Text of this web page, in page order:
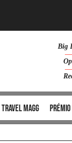
Big
Travel MAGG